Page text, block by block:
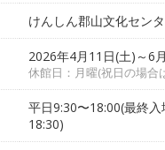
けんしん郡山文化セン
2026年4月11日(土)～6
休館日：月曜(祝日の場合
平日9:30〜18:00(最終
18:30)